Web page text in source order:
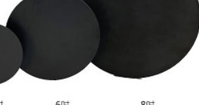
碳化矽真空吸盤)